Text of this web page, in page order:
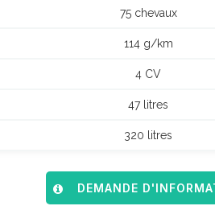
75 chevaux
114 g/km
4 CV
47 litres
320 litres
DEMANDE